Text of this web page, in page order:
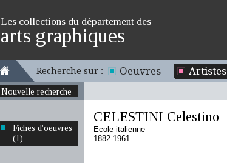
Les collections du département des
arts graphiques
Recherche sur : Oeuvres Artistes
Nouvelle recherche
Fiches d'oeuvres
(1)
CELESTINI Celestino
Ecole italienne
1882-1961